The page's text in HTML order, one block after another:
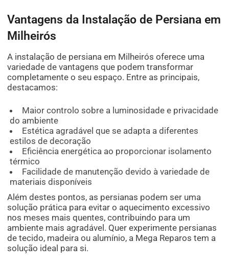
Vantagens da Instalação de Persiana em
Milheirós
A instalação de persiana em Milheirós oferece uma
variedade de vantagens que podem transformar
completamente o seu espaço. Entre as principais,
destacamos:
Maior controlo sobre a luminosidade e privacidade
do ambiente
Estética agradável que se adapta a diferentes
estilos de decoração
Eficiência energética ao proporcionar isolamento
térmico
Facilidade de manutenção devido à variedade de
materiais disponíveis
Além destes pontos, as persianas podem ser uma
solução prática para evitar o aquecimento excessivo
nos meses mais quentes, contribuindo para um
ambiente mais agradável. Quer experimente persianas
de tecido, madeira ou alumínio, a Mega Reparos tem a
solução ideal para si.